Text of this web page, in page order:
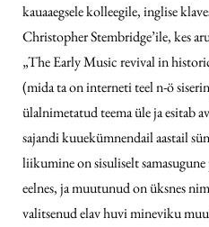
kauaaegsele kolleegile, inglise
Christopher Stembridge’ile, kes
„The Early Music revival in
(mida ta on interneti teel n-ö
ülalnimetatud teema üle ja esitab
sajandi kuuekümnendail aastail
liikumine on sisuliselt samasugune
eelnes, ja muutunud on üksnes
valitsenud elav huvi mineviku